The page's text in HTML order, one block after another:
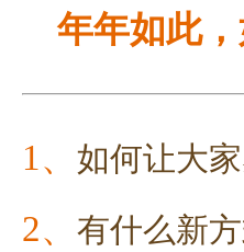
年年如此，
1、 如何让大
2、 有什么新